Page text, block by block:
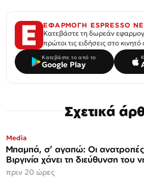
ΕΦΑΡΜΟΓΗ ESPRESSO
Κατεβάστε τη δωρεάν
πρώτοι τις ειδήσεις στο
Κατεβάστε το από το
Google Play
Σχετικά
Media
Μπαμπά, σ’ αγαπώ: Οι
Βιργινία χάνει τη διεύθυνση του
πριν 20 ώρες